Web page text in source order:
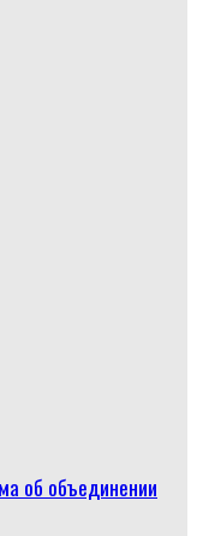
об объединении